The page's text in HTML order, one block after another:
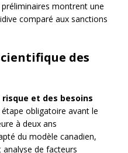
montrent une
comparé aux sanctions
des
et des besoins
obligatoire avant le
à deux ans
du modèle canadien,
de facteurs